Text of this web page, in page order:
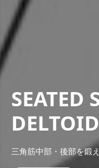
SEATED
DELTOID
三角筋中部・後部を鍛